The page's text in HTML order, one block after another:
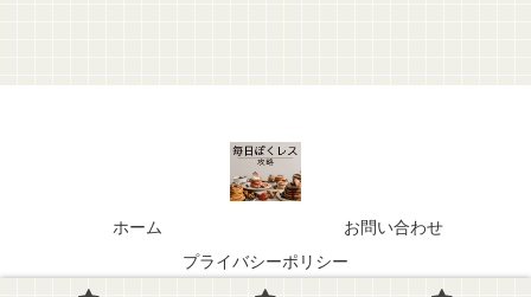
ホーム
お問い合わせ
プライバシーポリシー